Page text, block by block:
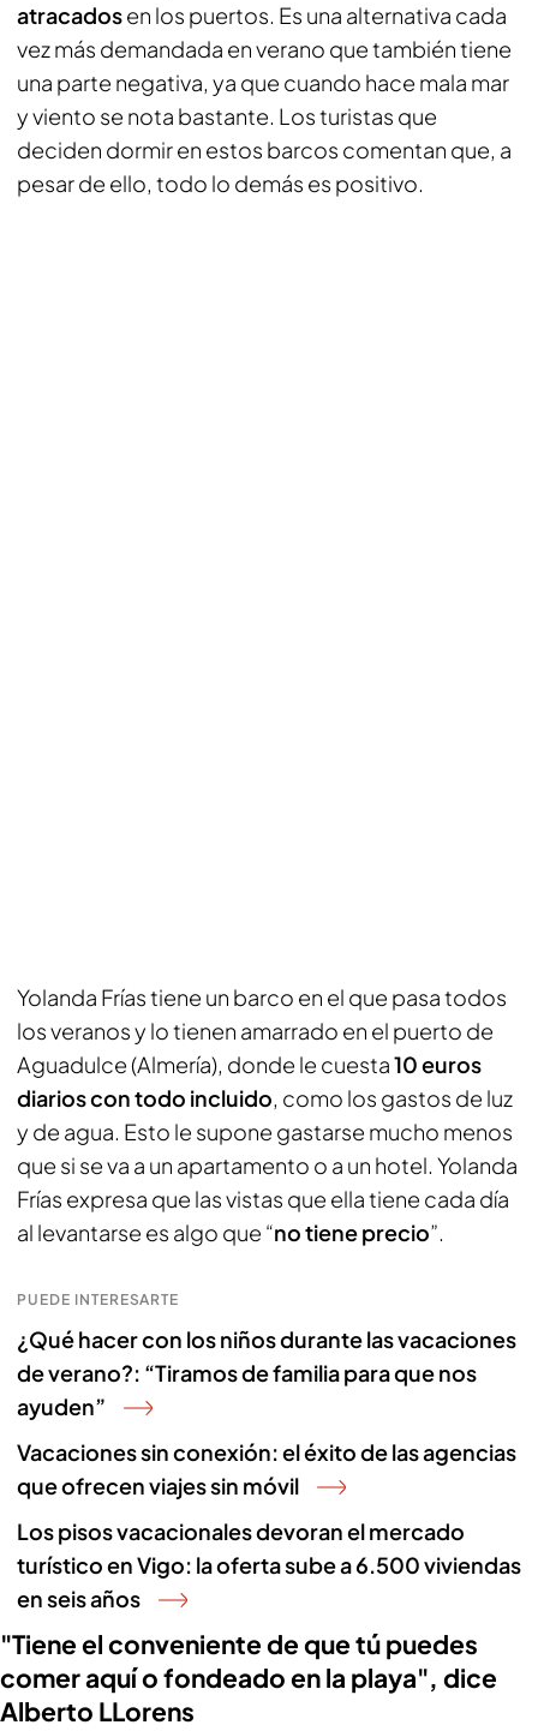
atracadosen los puertos. Es una alternativa cada
vez más demandada en verano que también tiene
una parte negativa, ya que cuando hace mala mar
y viento se nota bastante. Los turistas que
deciden dormir en estos barcos comentan que, a
pesar de ello, todo lo demás es positivo.
Yolanda Frías tiene un barco en el que pasa todos
los veranos y lo tienen amarrado en el puerto de
Aguadulce (Almería), donde le cuesta10 euros
diarios con todo incluido, como los gastos de luz
y de agua. Esto le supone gastarse mucho menos
que si se va a un apartamento o a un hotel. Yolanda
Frías expresa que las vistas que ella tiene cada día
al levantarse es algo que “no tiene precio”.
PUEDE INTERESARTE
¿Qué hacer con los niños durante las vacaciones
de verano?: “Tiramos de familia para que nos
ayuden”
Vacaciones sin conexión: el éxito de las agencias
que ofrecen viajes sin móvil
Los pisos vacacionales devoran el mercado
turístico en Vigo: la oferta sube a 6.500 viviendas
en seis años
"Tiene el conveniente de que tú puedes
comer aquí o fondeado en la playa", dice
Alberto LLorens